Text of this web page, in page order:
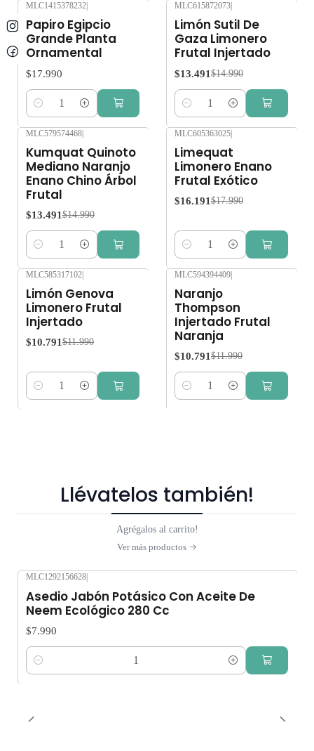
MLC1415378232
Papiro Egipcio
Grande Planta
Ornamental
$17.990
Cantidad
MLC615872073
Limón Sutil De
Gaza Limonero
Frutal Injertado
$13.491 $14.990
Cantidad
MLC579574468|
Kumquat Quinoto
Mediano Naranjo
Enano Chino Árbol
Frutal
$13.491 $14.990
Cantidad
MLC605363025|
Limequat
Limonero Enano
Frutal Exótico
$16.191 $17.990
Cantidad
MLC585317102
Limón Genova
Limonero Frutal
Injertado
$10.791 $11.990
Cantidad
MLC594394409
Naranjo
Thompson
Injertado Frutal
Naranja
$10.791 $11.990
Cantidad
Llévatelos también!
Agrégalos al carrito!
Ver más productos
MLC1292156628
Asedio Jabón Potásico Con Aceite De
Neem Ecológico 280 Cc
$7.990
Cantidad